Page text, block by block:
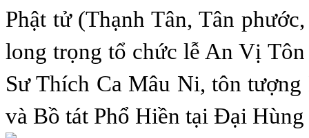
Phật tử (Thạnh Tân, Tân
long trọng tổ chức lễ An Vị
Sư Thích Ca Mâu Ni, tôn
và Bồ tát Phổ Hiền tại Đại